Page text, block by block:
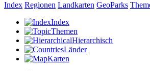
Index Regionen Landkarten GeoParks
Index
Themen
Hierarchisch
Länder
Karten